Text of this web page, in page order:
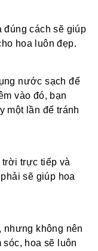
đúng cách sẽ giúp
hoa luôn đẹp.
nước sạch để
vào đó, bạn
một lần để tránh
trời trực tiếp và
sẽ giúp hoa
không nên
hoa sẽ luôn